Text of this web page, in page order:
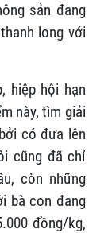
sản đang
long với
hiệp hội hạn
này, tìm giải
có đưa lên
cũng đã chỉ
còn những
bà con đang
đồng/kg,